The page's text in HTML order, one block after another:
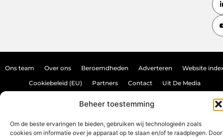
Beheer toestemming
Om de beste ervaringen te bieden, gebruiken wij technologieën zoals
cookies om informatie over je apparaat op te slaan en/of te raadplegen. Door
Ons team Over ons Beroemdheden Adverteren Website
Cookiebeleid (EU) Partners Contact Uit De Media
Verdien geld met je website: haal het maximale uit je online